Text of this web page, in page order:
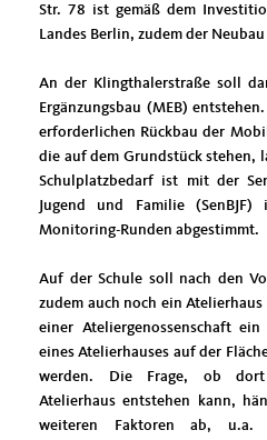
Str. 78 ist gemäß dem
Landes Berlin, zudem der
An der Klingthalerstraße soll
Ergänzungsbau (MEB)
erforderlichen Rückbau der
die auf dem Grundstück stehen,
Schulplatzbedarf ist mit der
Jugend und Familie
Monitoring-Runden abgestimmt.
Auf der Schule soll nach den
zudem auch noch ein
einer Ateliergenossenschaft
eines Atelierhauses auf der
werden. Die Frage, ob dort
Atelierhaus entstehen kann,
weiteren Faktoren ab, u.a.